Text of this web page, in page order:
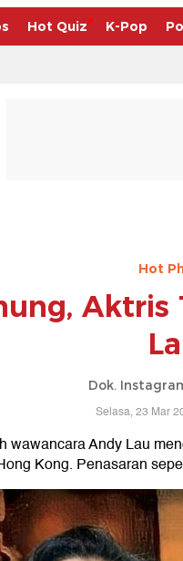
Hot Quiz K-Pop
Hot
Dok.
Selasa, 23 Mar
wawancara Andy Lau
Kong. Penasaran